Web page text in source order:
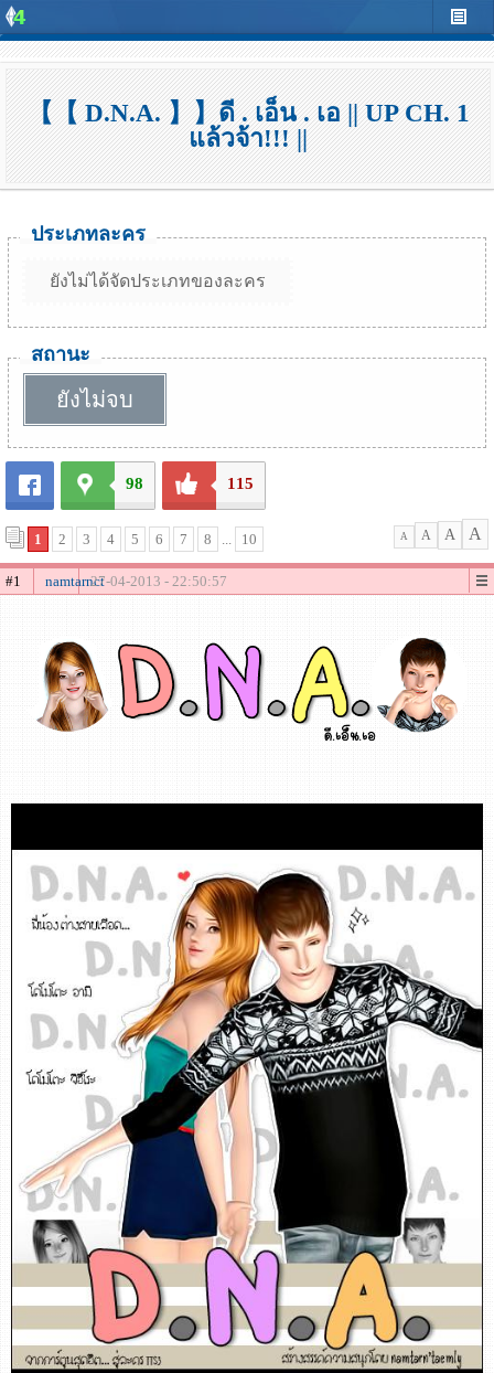
【【 D.N.A. 】】ดี . เอ็น . เอ || UP CH. 1
แล้วจ้า!!! ||
ประเภทละคร
ยังไม่ได้จัดประเภทของละคร
สถานะ
ยังไม่จบ
98 115
1 2 3 4 5 6 7 8 ... 10 A A A A
#1 namtarnct27-04-2013 - 22:50:57